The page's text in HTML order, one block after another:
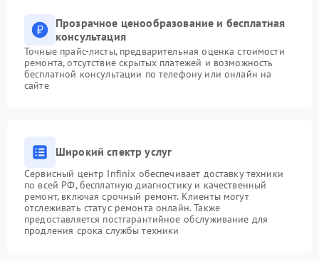
Прозрачное ценообразование и бесплатная
консультация
Точные прайс-листы, предварительная оценка стоимости
ремонта, отсутствие скрытых платежей и возможность
бесплатной консультации по телефону или онлайн на
сайте
Широкий спектр услуг
Сервисный центр Infinix обеспечивает доставку техники
по всей РФ, бесплатную диагностику и качественный
ремонт, включая срочный ремонт. Клиенты могут
отслеживать статус ремонта онлайн. Также
предоставляется постгарантийное обслуживание для
продления срока службы техники